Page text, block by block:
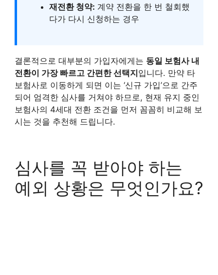
재전환 청약: 계약 전환을 한 번 철회했
다가 다시 신청하는 경우
결론적으로 대부분의 가입자에게는 동일 보험사 내
전환이 가장 빠르고 간편한 선택지입니다. 만약 타
보험사로 이동하게 되면 이는 ‘신규 가입’으로 간주
되어 엄격한 심사를 거쳐야 하므로, 현재 유지 중인
보험사의 4세대 전환 조건을 먼저 꼼꼼히 비교해 보
시는 것을 추천해 드립니다.
심사를 꼭 받아야 하는
예외 상황은 무엇인가요?